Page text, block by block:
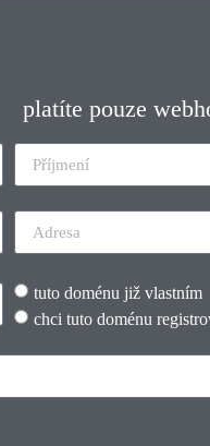
platíte pouze
tuto doménu již vlastním
chci tuto doménu